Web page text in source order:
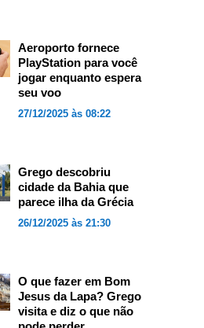
Aeroporto fornece
PlayStation para você
jogar enquanto espera
seu voo
27/12/2025 às 08:22
Grego descobriu
cidade da Bahia que
parece ilha da Grécia
26/12/2025 às 21:30
O que fazer em Bom
Jesus da Lapa? Grego
visita e diz o que não